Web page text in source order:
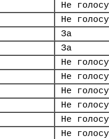
Не
Не
За
За
Не
Не
Не
Не
Не
Не